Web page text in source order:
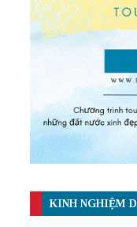
KINH NGHIỆM